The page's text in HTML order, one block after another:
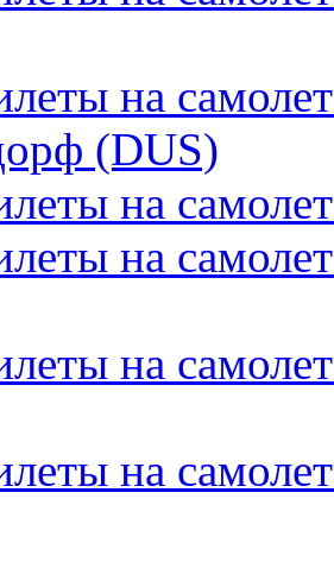
на
(DUS)
на
на
на
на